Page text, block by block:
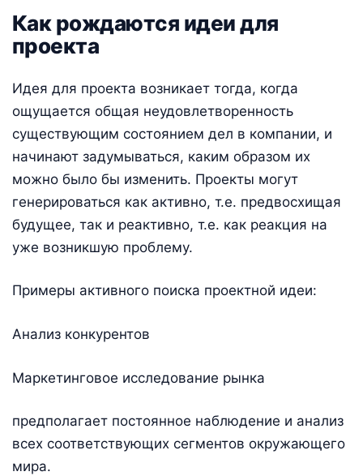
Как рождаются идеи для
проекта
Идея для проекта возникает тогда, когда
ощущается общая неудовлетворенность
существующим состоянием дел в компании, и
начинают задумываться, каким образом их
можно было бы изменить. Проекты могут
генерироваться как активно, т.е. предвосхищая
будущее, так и реактивно, т.е. как реакция на
уже возникшую проблему.
Примеры активного поиска проектной идеи:
Анализ конкурентов
Маркетинговое исследование рынка
предполагает постоянное наблюдение и анализ
всех соответствующих сегментов окружающего
мира.